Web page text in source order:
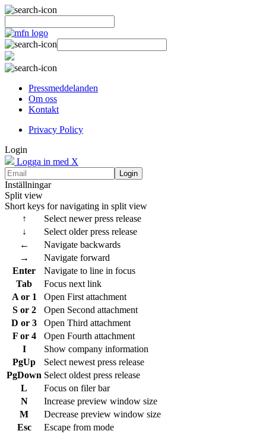
Pressmeddelanden
Om oss
Kontakt
Privacy Policy
Login
Logga in med X
Login
Inställningar
Split view
Short keys for navigating in split view
↑
Select newer press release
↓
Select older press release
←
Navigate backwards
→
Navigate forward
Enter
Navigate to line in focus
Tab
Focus next link
A or 1
Open First attachment
S or 2
Open Second attachment
D or 3
Open Third attachment
F or 4
Open Fourth attachment
I
Show company information
PgUp
Select newest press release
PgDown Select oldest press release
L
Focus on filer bar
N
Increase preview window size
M
Decrease preview window size
Esc
Escape from mode